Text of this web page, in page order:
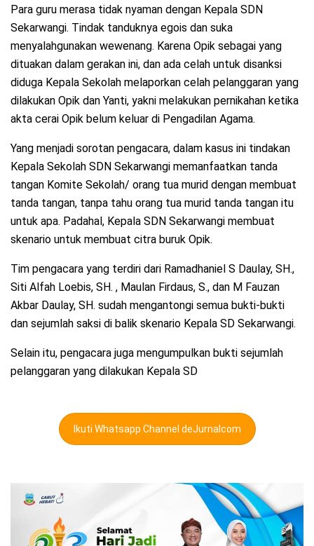
Para guru merasa tidak nyaman dengan Kepala SDN
Sekarwangi. Tindak tanduknya egois dan suka
menyalahgunakan wewenang. Karena Opik sebagai yang
dituakan dalam gerakan ini, dan ada celah untuk disanksi
diduga Kepala Sekolah melaporkan celah pelanggaran yang
dilakukan Opik dan Yanti, yakni melakukan pernikahan ketika
akta cerai Opik belum keluar di Pengadilan Agama.
Yang menjadi sorotan pengacara, dalam kasus ini tindakan
Kepala Sekolah SDN Sekarwangi memanfaatkan tanda
tangan Komite Sekolah/ orang tua murid dengan membuat
tanda tangan, tanpa tahu orang tua murid tanda tangan itu
untuk apa. Padahal, Kepala SDN Sekarwangi membuat
skenario untuk membuat citra buruk Opik.
Tim pengacara yang terdiri dari Ramadhaniel S Daulay, SH.,
Siti Alfah Loebis, SH. , Maulan Firdaus, S., dan M Fauzan
Akbar Daulay, SH. sudah mengantongi semua bukti-bukti
dan sejumlah saksi di balik skenario Kepala SD Sekarwangi.
Selain itu, pengacara juga mengumpulkan bukti sejumlah
pelanggaran yang dilakukan Kepala SD
Ikuti Whatsapp Channel deJurnalcom